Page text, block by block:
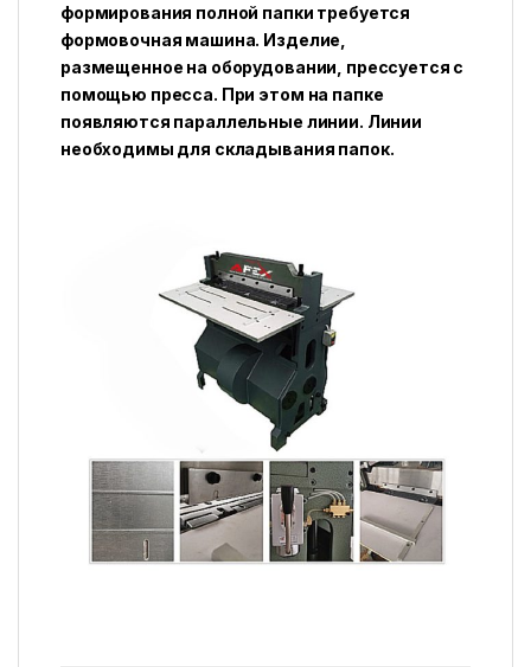
формирования полной папки требуется
формовочная машина. Изделие,
размещенное на оборудовании, прессуется с
помощью пресса. При этом на папке
появляются параллельные линии. Линии
необходимы для складывания папок.